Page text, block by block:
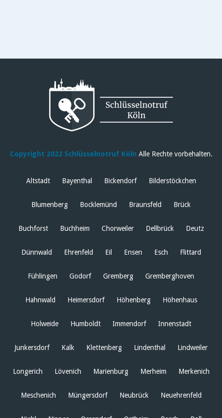
Copyright 2022 Schlüsselnotruf Köln Alle Rechte vorbehalten.
Altstadt Bayenthal Bickendorf Bilderstöckchen
Blumenberg Bocklemünd Braunsfeld Brück
Buchforst Buchheim Chorweiler Dellbrück Deutz
Dünnwald Ehrenfeld Eil Ensen Esch Flittard
Fühlingen Godorf Gremberg Gremberghoven
Hahnwald Heimersdorf Höhenberg Höhenhaus
Holweide Humboldt Immendorf Innenstadt
Junkersdorf Kalk Klettenberg Lindenthal Lindweiler
Longerich Lövenich Marienburg Merheim Merkenich
Meschenich Müngersdorf Neubrück Neuehrenfeld